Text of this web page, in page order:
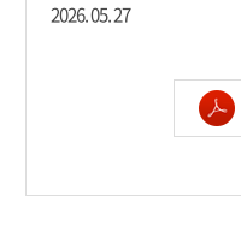
2026. 05. 27